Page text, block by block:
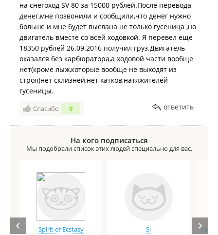
на снегоход SV 80 за 15000 рублей.После перевода
денег,мне позвонили и сообщили,что денег нужно
больше и мне будет выслана не только гусеница ,но
двигатель вместе со всей ходовкой. Я перевел еще
18350 рублей 26.09.2016 получил груз.Двигатель
оказался без карбюратора,а ходовой части вообще
нет(кроме лыж,которые вообще не выходят из
строя)нет склизней,нет катков,натяжителей
гусеницы.
Спасибо 9 ответить
На кого подписаться
Мы подобрали список этих людей специально для вас.
Spirit of Ecstasy Si